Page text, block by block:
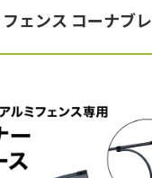
リーズ
ェンス コーナブ